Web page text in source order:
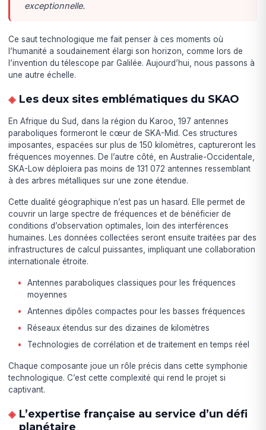
exceptionnelle.
Ce saut technologique me fait penser à ces moments où
l’humanité a soudainement élargi son horizon, comme lors de
l’invention du télescope par Galilée. Aujourd’hui, nous passons à
une autre échelle.
Les deux sites emblématiques du SKAO
En Afrique du Sud, dans la région du Karoo, 197 antennes
paraboliques formeront le cœur de SKA-Mid. Ces structures
imposantes, espacées sur plus de 150 kilomètres, captureront les
fréquences moyennes. De l’autre côté, en Australie-Occidentale,
SKA-Low déploiera pas moins de 131 072 antennes ressemblant
à des arbres métalliques sur une zone étendue.
Cette dualité géographique n’est pas un hasard. Elle permet de
couvrir un large spectre de fréquences et de bénéficier de
conditions d’observation optimales, loin des interférences
humaines. Les données collectées seront ensuite traitées par des
infrastructures de calcul puissantes, impliquant une collaboration
internationale étroite.
Antennes paraboliques classiques pour les fréquences
moyennes
Antennes dipôles compactes pour les basses fréquences
Réseaux étendus sur des dizaines de kilomètres
Technologies de corrélation et de traitement en temps réel
Chaque composante joue un rôle précis dans cette symphonie
technologique. C’est cette complexité qui rend le projet si
captivant.
L’expertise française au service d’un défi
planétaire